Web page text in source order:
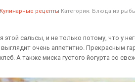
Кулинарные рецепты Категория: Блюда из
сальсы, и не только потому, что у
очень аппетитно. Прекрасным
А также миска густого йогурта со